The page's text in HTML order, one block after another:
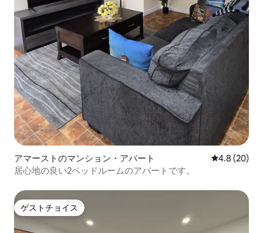
アマーストのマンション・アパート レビュー20
4.8 (20)
居心地の良い2ベッドルームのアパートです。
ゲストチョイス
ゲストチョイス